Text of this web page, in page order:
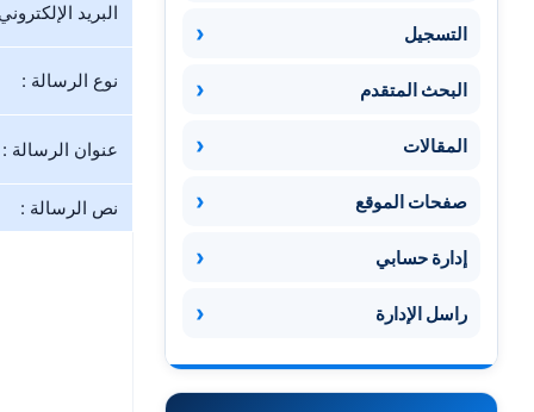
البريد
نوع الرسالة :
عنوان الرسالة :
نص الرسالة :
التسجيل
البحث المتقدم
المقالات
صفحات الموقع
إدارة حسابي
راسل الإدارة